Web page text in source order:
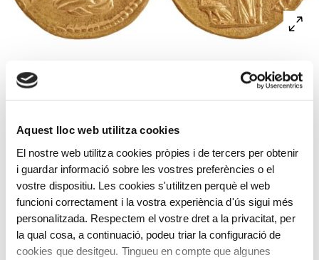
Aquest lloc web utilitza cookies
El nostre web utilitza cookies pròpies i de tercers per obtenir
i guardar informació sobre les vostres preferències o el
vostre dispositiu. Les cookies s'utilitzen perquè el web
funcioni correctament i la vostra experiència d'ús sigui més
personalitzada. Respectem el vostre dret a la privacitat, per
la qual cosa, a continuació, podeu triar la configuració de
cookies que desitgeu. Tingueu en compte que algunes
A l’anvers, bust drapejat de l’emperadriu Júlia Domna
envoltat per la llegenda IVLIA AVGVSTA i una gràfila de
dreta, un ceptre llarg a l’esquerra i un paó als peus (un
dels seus animals sagrats). Al voltant de la figura, la
llegenda IVNO REGINA i una gràfila de punts.
Encunyat per Septimi Sever, emperador romà, en
honor de la seva esposa Júlia Domna.
Roma. 196-211 dC